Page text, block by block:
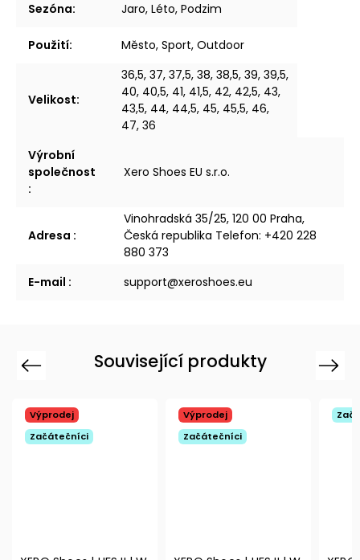
Sezóna: Jaro, Léto, Podzim
Použití: Město, Sport, Outdoor
Velikost:
36,5, 37, 37,5, 38, 38,5, 39, 39,5,
40, 40,5, 41, 41,5, 42, 42,5, 43,
43,5, 44, 44,5, 45, 45,5, 46,
47, 36
Výrobní
společnost
:
Xero Shoes EU s.r.o.
Adresa :
Vinohradská 35/25, 120 00 Praha,
Česká republika Telefon: +420 228
880 373
E-mail : support@xeroshoes.eu
Související produkty
Previous
Výprodej
Začátečníci
Výprodej
Začátečníci
Next